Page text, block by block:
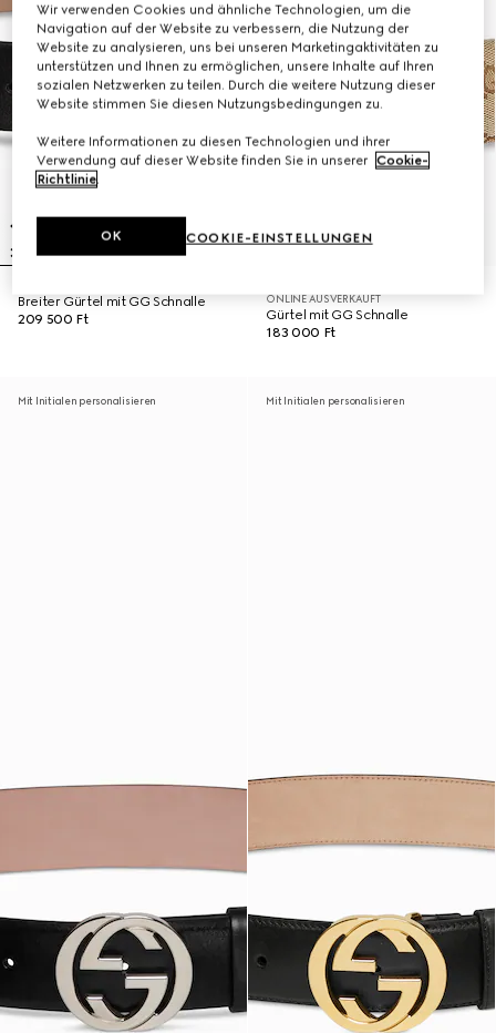
Breiter Gürtel mit GG Schnalle
209 500 Ft
ONLINE AUSVERKAUFT
Gürtel mit GG Schnalle
183 000 Ft
Mit Initialen personalisieren Mit Initialen personalisieren
Wir verwenden Cookies und ähnliche Technologien, um die
Navigation auf der Website zu verbessern, die Nutzung der
Website zu analysieren, uns bei unseren Marketingaktivitäten zu
unterstützen und Ihnen zu ermöglichen, unsere Inhalte auf Ihren
sozialen Netzwerken zu teilen. Durch die weitere Nutzung dieser
Website stimmen Sie diesen Nutzungsbedingungen zu.
Weitere Informationen zu diesen Technologien und ihrer
Verwendung auf dieser Website finden Sie in unserer Cookie-
Richtlinie.
COOKIE-EINSTELLUNGEN
OK